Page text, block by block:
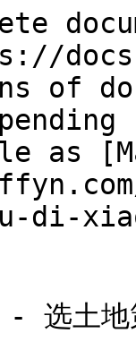
of
as
选土地